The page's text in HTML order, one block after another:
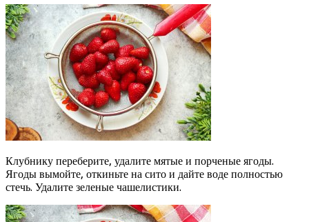
Клубнику переберите, удалите мятые и порченые ягоды.
Ягоды вымойте, откиньте на сито и дайте воде полностью
стечь. Удалите зеленые чашелистики.